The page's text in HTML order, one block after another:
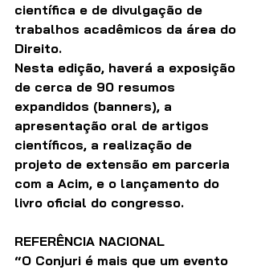
científica e de divulgação de
trabalhos acadêmicos da área do
Direito.
Nesta edição, haverá a exposição
de cerca de 90 resumos
expandidos (banners), a
apresentação oral de artigos
científicos, a realização de
projeto de extensão em parceria
com a Acim, e o lançamento do
livro oficial do congresso.
REFERÊNCIA NACIONAL
“O Conjuri é mais que um evento